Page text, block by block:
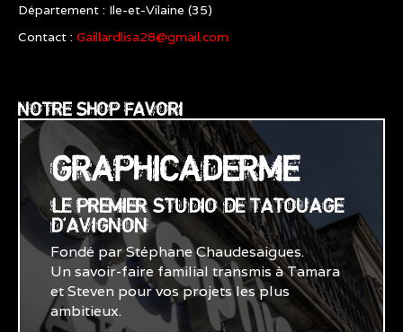
Département : Ile-et-Vilaine (35)
Contact : Gaillardlisa28@gmail.com
NOTRE SHOP FAVORI
GRAPHICADERME
LE PREMIER STUDIO DE TATOUAGE
D'AVIGNON
Fondé par Stéphane Chaudesaigues.
Un savoir-faire familial transmis à Tamara
et Steven pour vos projets les plus
ambitieux.